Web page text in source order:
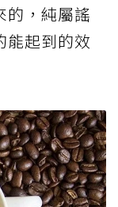
的，純屬謠
能起到的效